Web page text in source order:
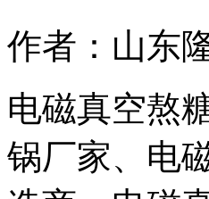
作者：山东
电磁真空熬
锅厂家、电